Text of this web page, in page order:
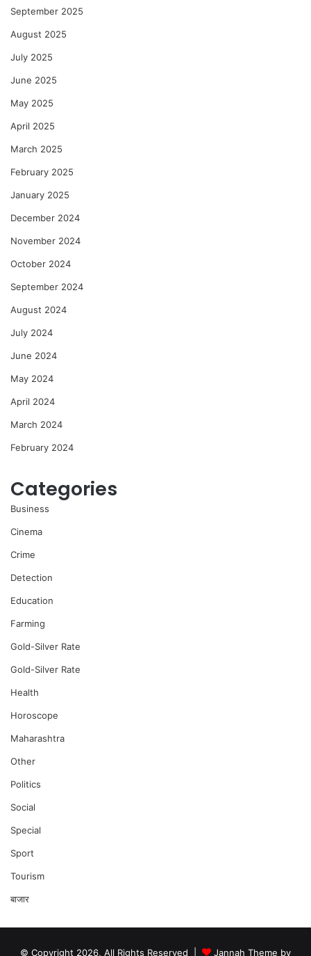
September 2025
August 2025
July 2025
June 2025
May 2025
April 2025
March 2025
February 2025
January 2025
December 2024
November 2024
October 2024
September 2024
August 2024
July 2024
June 2024
May 2024
April 2024
March 2024
February 2024
Categories
Business
Cinema
Crime
Detection
Education
Farming
Gold-Silver Rate
Gold-Silver Rate
Health
Horoscope
Maharashtra
Other
Politics
Social
Special
Sport
Tourism
बाजार
© Copyright 2026, All Rights Reserved | Jannah Theme by